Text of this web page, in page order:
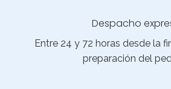
Despacho
Entre 24 y 72 horas desde la
preparación del